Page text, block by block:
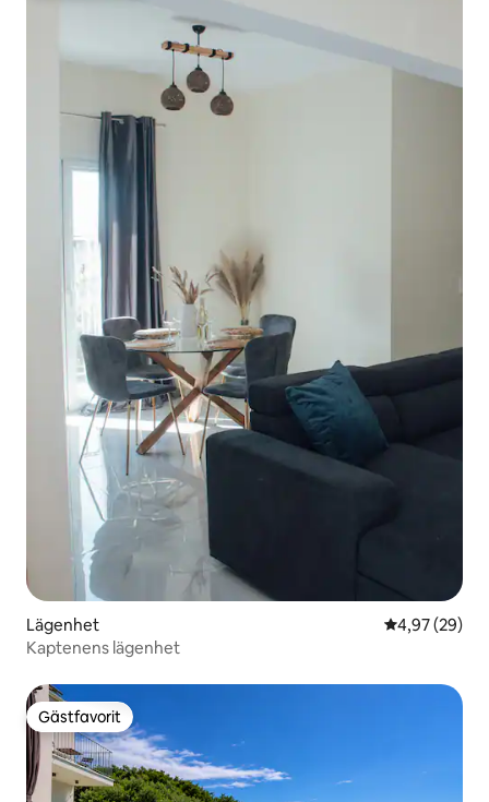
Lägenhet 4,97 av 5 i
4,97 (29)
Kaptenens lägenhet
Gästfavorit
Gästfavorit